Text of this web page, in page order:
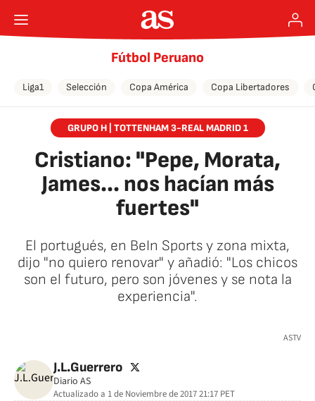
Fútbol Peruano
Liga1 Selección Copa América Copa Libertadores
GRUPO H | TOTTENHAM 3-REAL MADRID 1
Cristiano: "Pepe, Morata,
James... nos hacían más
fuertes"
El portugués, en BeIn Sports y zona mixta,
dijo "no quiero renovar" y añadió: "Los chicos
son el futuro, pero son jóvenes y se nota la
experiencia".
ASTV
J.L.Guerrero twitter
Diario AS
Actualizado a 1 de Noviembre de 2017 21:17 PET